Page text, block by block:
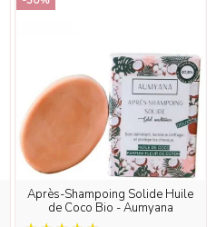
Après-Shampoing Solide Huile
de Coco Bio - Aumyana